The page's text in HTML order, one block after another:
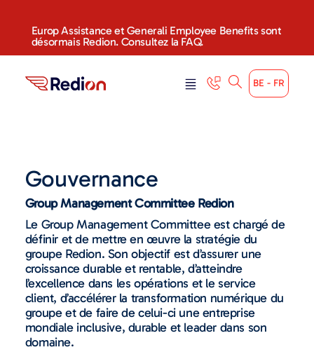
Europ Assistance et Generali Employee Benefits sont
désormais Redion. Consultez la FAQ.
BE - FR
Gouvernance
Group Management Committee Redion
Le Group Management Committee est chargé de
définir et de mettre en œuvre la stratégie du
groupe Redion. Son objectif est d’assurer une
croissance durable et rentable, d’atteindre
l’excellence dans les opérations et le service
client, d’accélérer la transformation numérique du
groupe et de faire de celui-ci une entreprise
mondiale inclusive, durable et leader dans son
domaine.